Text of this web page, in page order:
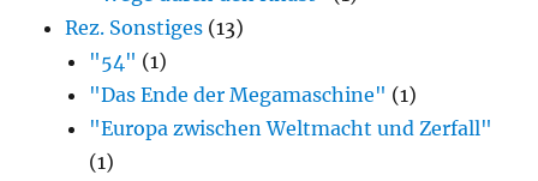
Rez. Sonstiges (13)
"54" (1)
"Das Ende der Megamaschine" (1)
"Europa zwischen Weltmacht und Zerfall"
(1)